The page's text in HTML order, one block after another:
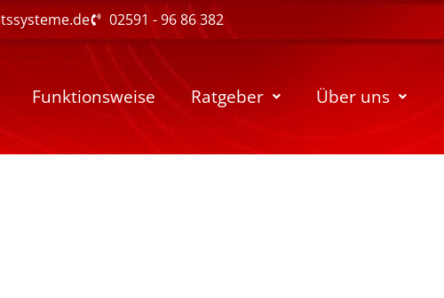
02591 - 96 86 382
Funktionsweise Ratgeber Über uns